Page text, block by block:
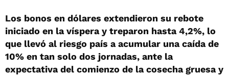
Los bonos en dólares extendieron su rebote
iniciado en la víspera y treparon hasta 4,2%, lo
que llevó al riesgo país a acumular una caída de
10% en tan solo dos jornadas, ante la
expectativa del comienzo de la cosecha gruesa y